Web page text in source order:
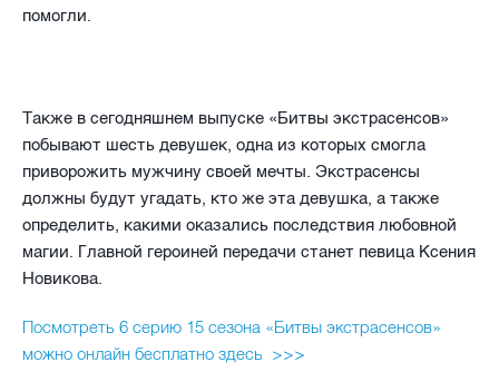
помогли.
Также в сегодняшнем выпуске «Битвы экстрасенсов»
побывают шесть девушек, одна из которых смогла
приворожить мужчину своей мечты. Экстрасенсы
должны будут угадать, кто же эта девушка, а также
определить, какими оказались последствия любовной
магии. Главной героиней передачи станет певица Ксения
Новикова.
Посмотреть 6 серию 15 сезона «Битвы экстрасенсов»
можно онлайн бесплатно здесь >>>